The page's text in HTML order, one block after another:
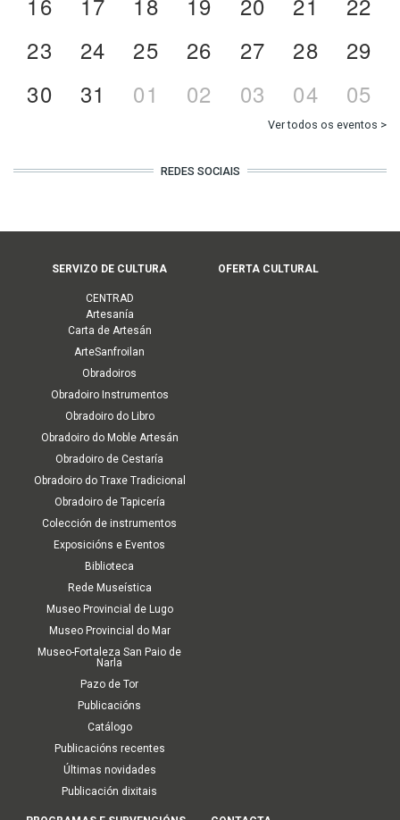
23
24 25 26 27 28
29
30
31 01 02 03 04 05
Ver todos os eventos >
REDES SOCIAIS
Menú
principal
(Cultura)
SERVIZO DE CULTURA
CENTRAD
Artesanía
Carta de Artesán
ArteSanfroilan
Obradoiros
Obradoiro Instrumentos
Obradoiro do Libro
Obradoiro do Moble Artesán
Obradoiro de Cestaría
Obradoiro do Traxe Tradicional
Obradoiro de Tapicería
Colección de instrumentos
Exposicións e Eventos
Biblioteca
Rede Museística
Museo Provincial de Lugo
Museo Provincial do Mar
Museo-Fortaleza San Paio de
Narla
Pazo de Tor
Publicacións
Catálogo
Publicacións recentes
Últimas novidades
Publicación dixitais
OFERTA CULTURAL